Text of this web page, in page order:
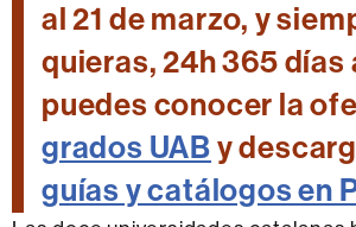
al 21 de marzo, y
quieras, 24h 365 días
puedes conocer la
grados UABy
guías y catálogos en